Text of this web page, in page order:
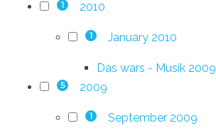
1 2010
1 January 2010
Das wars - Musik 2009
5 2009
1 September 2009